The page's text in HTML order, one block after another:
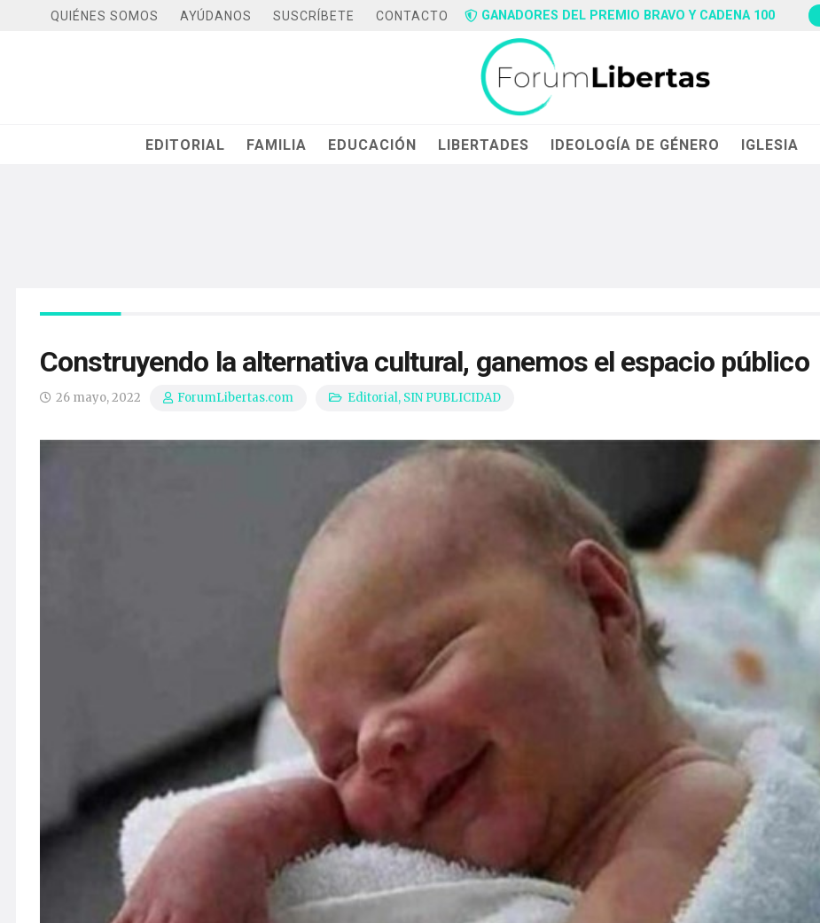
QUIÉNES SOMOS AYÚDANOS SUSCRÍBETE CONTACTO GANADORES DEL PREMIO BRAVO Y CADENA 100
EDITORIAL FAMILIA EDUCACIÓN LIBERTADES IDEOLOGÍA DE GÉNERO IGLESIA
Construyendo la alternativa cultural, ganemos el espacio público
26 mayo, 2022 ForumLibertas.com Editorial, SIN PUBLICIDAD